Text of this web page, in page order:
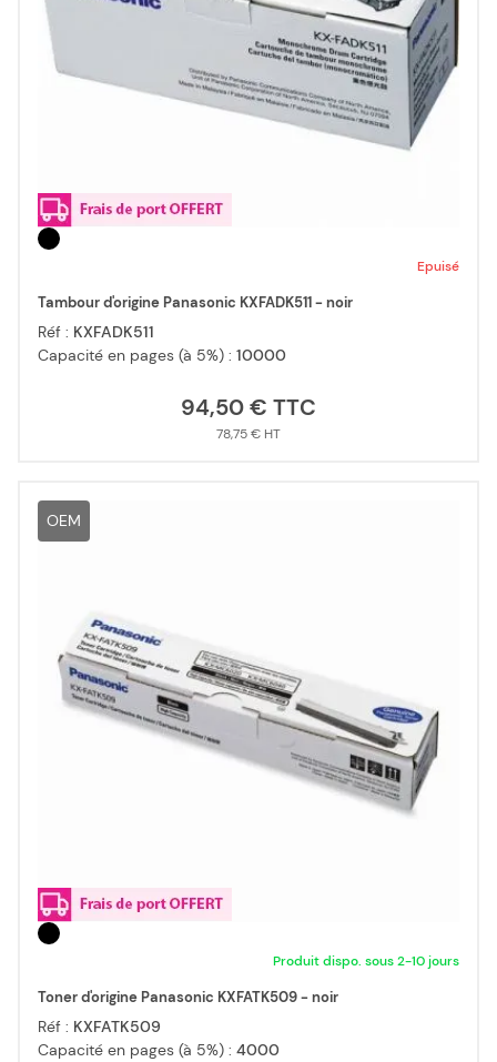
Epuisé
Tambour d'origine Panasonic KXFADK511 - noir
Réf : KXFADK511
Capacité en pages (à 5%) : 10000
94,50 €
78,75 €
OEM
Produit dispo. sous 2-10 jours
Toner d'origine Panasonic KXFATK509 - noir
Réf : KXFATK509
Capacité en pages (à 5%) : 4000